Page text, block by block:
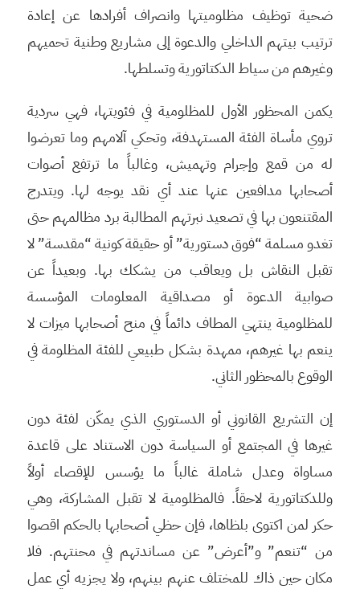
ضحية توظيف مظلوميتها وانصراف أفرادها عن إعادة
ترتيب بيتهم الداخلي والدعوة إلى مشاريع وطنية تحميهم
وغيرهم من سياط الدكتاتورية وتسلطها.
يكمن المحظور الأول للمظلومية في فئويتها، فهي سردية
تروي مأساة الفئة المستهدفة، وتحكي آلامهم وما تعرضوا
له من قمع وإجرام وتهميش، وغالباً ما ترتفع أصوات
أصحابها مدافعين عنها عند أي نقد يوجه لها. ويتدرج
المقتنعون بها في تصعيد نبرتهم المطالبة برد مظالمهم حتى
تغدو مسلمة “فوق دستورية” أو حقيقة كونية “مقدسة” لا
تقبل النقاش بل ويعاقب من يشكك بها. وبعيداً عن
صوابية الدعوة أو مصداقية المعلومات المؤسسة
للمظلومية ينتهي المطاف دائماً في منح أصحابها ميزات لا
ينعم بها غيرهم، ممهدة بشكل طبيعي للفئة المظلومة في
الوقوع بالمحظور الثاني.
إن التشريع القانوني أو الدستوري الذي يمكّن لفئة دون
غيرها في المجتمع أو السياسة دون الاستناد على قاعدة
مساواة وعدل شاملة غالباً ما يؤسس للإقصاء أولاً
وللدكتاتورية لاحقاً. فالمظلومية لا تقبل المشاركة، وهي
حكر لمن اكتوى بلظاها، فإن حظي أصحابها بالحكم اقصوا
من “تنعم” و”أعرض” عن مساندتهم في محنتهم. فلا
مكان حين ذاك للمختلف عنهم بينهم، ولا يجزيه أي عمل